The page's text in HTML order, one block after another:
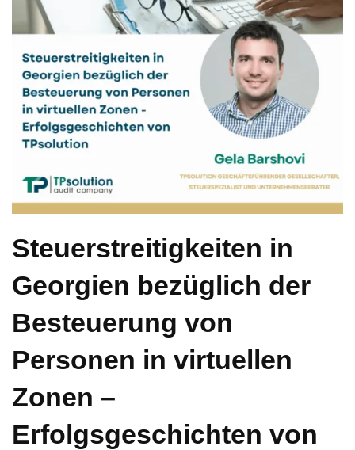
Steuerstreitigkeiten in
Georgien bezüglich der
Besteuerung von
Personen in virtuellen
Zonen –
Erfolgsgeschichten von